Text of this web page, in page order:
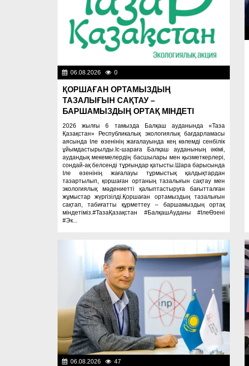
06.08.2026 0
ҚОРШАҒАН ОРТАМЫЗДЫҢ
ТАЗАЛЫҒЫН САҚТАУ –
БАРШАМЫЗДЫҢ ОРТАҚ МІНДЕТІ
2026 жылғы 6 тамызда Балқаш ауданында «Таза
Қазақстан» Республикалық экологиялық бағдарламасы
аясында Іле өзенінің жағалауында кең көлемді сенбілік
ұйымдастырылды.Іс-шараға Балқаш ауданының әкімі,
аудандық мекемелердің басшылары мен қызметкерлері,
сондай-ақ белсенді тұрғындар қатысты.Шара барысында
Іле өзенінің жағалауы тұрмыстық қалдықтардан
тазартылып, қоршаған ортаның тазалығын сақтау мен
экологиялық мәдениетті қалыптастыруға бағытталған
жұмыстар жүргізілді.Қоршаған ортамыздың тазалығын
сақтап, табиғатты құрметтеу – баршамыздың ортақ
міндетіміз.#ТазаҚазақстан #БалқашАуданы #ІлеӨзені
#Эк...
06.08.2026 47